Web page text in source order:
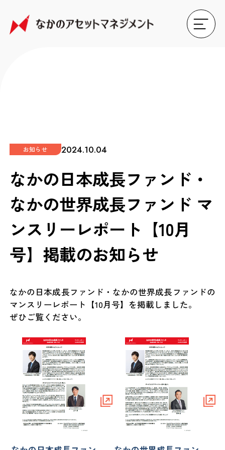
お知らせ 2024.10.04
なかの日本成長ファンド・
なかの世界成長ファンド マ
ンスリーレポート【10月
号】掲載のお知らせ
なかの日本成長ファンド・なかの世界成長ファンドの
マンスリーレポート【10月号】を掲載しました。
ぜひご覧ください。